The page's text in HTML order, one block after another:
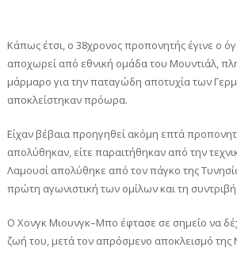
Κάπως έτσι, ο 38χρονος προπονητής έγινε ο
αποχωρεί από εθνική ομάδα του Μουντιάλ,
μάρμαρο για την παταγώδη αποτυχία των
αποκλείστηκαν πρόωρα.
Είχαν βέβαια προηγηθεί ακόμη επτά
απολύθηκαν, είτε παραιτήθηκαν από την
Λαμουσί απολύθηκε από τον πάγκο της
πρώτη αγωνιστική των ομίλων και τη
Ο Χονγκ Μιουνγκ–Μπο έφτασε σε σημείο να
ζωή του, μετά τον απρόσμενο αποκλεισμό της